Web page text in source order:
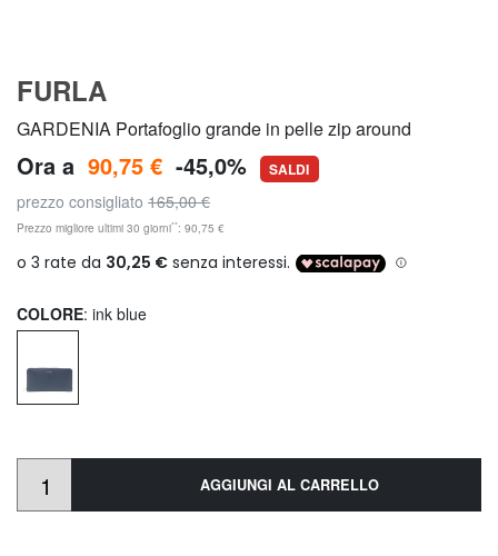
FURLA
GARDENIA Portafoglio grande in pelle zip around
Ora a 90,75 € -45,0% SALDI
prezzo consigliato 165,00 €
Prezzo migliore ultimi 30 giorni**: 90,75 €
COLORE: ink blue
AGGIUNGI AL CARRELLO